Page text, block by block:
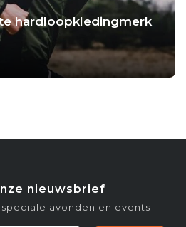
hardloopkledingmerk
nieuwsbrief
avonden en events